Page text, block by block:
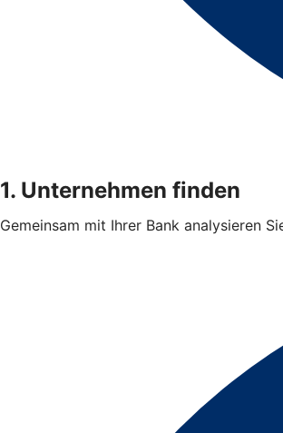
1. Unternehmen finden
Gemeinsam mit Ihrer Bank analysieren